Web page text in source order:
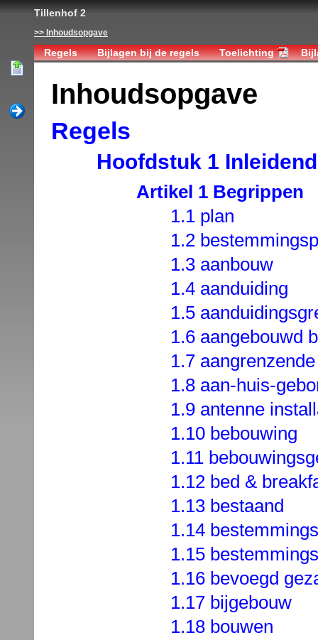
Tillenhof 2
Inhoudsopgave
Regels Bijlagen bij de regels Toelichting
Inhoudsopgave
Regels
Hoofdstuk 1
Artikel 1 Begrippen
1.1 plan
1.2
1.3 aanbouw
1.4 aanduiding
1.5
1.6 aangebouwd
1.7
1.8 aan-huis-
1.9 antenne
1.10 bebouwing
1.11
1.12 bed &
1.13 bestaand
1.14
1.15
1.16 bevoegd
1.17 bijgebouw
1.18 bouwen